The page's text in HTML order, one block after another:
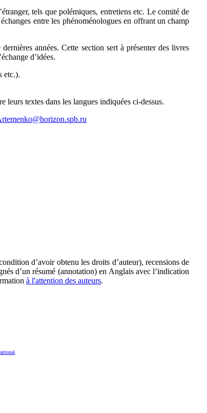
tels que polémiques, entretiens etc. Le comité de
entre les phénoménologues en offrant un champ
années. Cette section sert à présenter des livres
d’idées.
etc.).
leurs textes dans les langues indiquées ci-dessus.
d’avoir obtenu les droits d’auteur), recensions de
d’un résumé (annotation) en Anglais avec l’indication
à l'attention des auteurs.